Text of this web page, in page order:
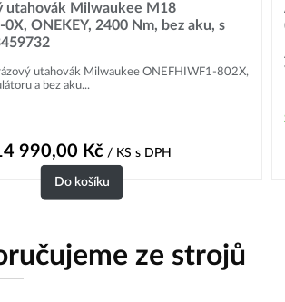
utahovák Milwaukee M18
ONEKEY, 2400 Nm, bez aku, s
utahovák Milwaukee ONEFHIWF1-802X,
a bez aku...
990,00 Kč/ KS s DPH
Do košíku
ze strojů